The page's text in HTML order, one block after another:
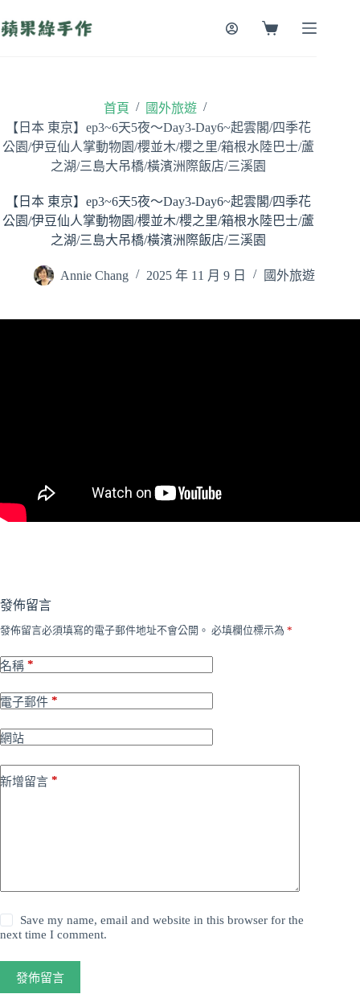
至
購
首頁 / 國外旅遊 /
【日本 東京】ep3~6天5夜～Day3-Day6~起雲閣/四季花
公園/伊豆仙人掌動物園/櫻並木/櫻之里/箱根水陸巴士/蘆
之湖/三島大吊橋/橫濱洲際飯店/三溪園
【日本 東京】ep3~6天5夜～Day3-Day6~起雲閣/四季花
公園/伊豆仙人掌動物園/櫻並木/櫻之里/箱根水陸巴士/蘆
之湖/三島大吊橋/橫濱洲際飯店/三溪園
Annie Chang 2025 年 11 月 9 日 國外旅遊
發佈留言
發佈留言必須填寫的電子郵件地址不會公開。 必填欄位標示為 *
名稱 *
電子郵件 *
網站
新增留言 *
Save my name, email and website in this browser for the
next time I comment.
發佈留言